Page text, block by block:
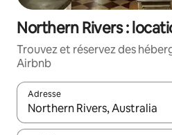
Northern Rivers :
Trouvez et réservez des
Airbnb
Adresse
Lorsque les résultats